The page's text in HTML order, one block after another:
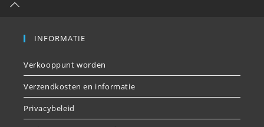
INFORMATIE
Verkooppunt worden
Verzendkosten en informatie
Privacybeleid